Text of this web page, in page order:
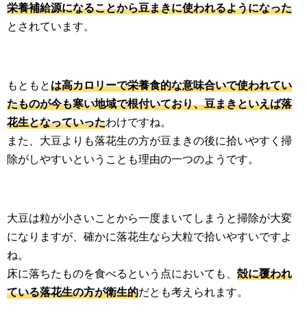
栄養補給源になることから豆まきに使われるようになった
とされています。
もともとは高カロリーで栄養食的な意味合いで使われてい
たものが今も寒い地域で根付いており、豆まきといえば落
花生となっていったわけですね。
また、大豆よりも落花生の方が豆まきの後に拾いやすく掃
除がしやすいということも理由の一つのようです。
大豆は粒が小さいことから一度まいてしまうと掃除が大変
になりますが、確かに落花生なら大粒で拾いやすいですよ
ね。
床に落ちたものを食べるという点においても、 殻に覆われ
ている落花生の方が衛生的だとも考えられます。